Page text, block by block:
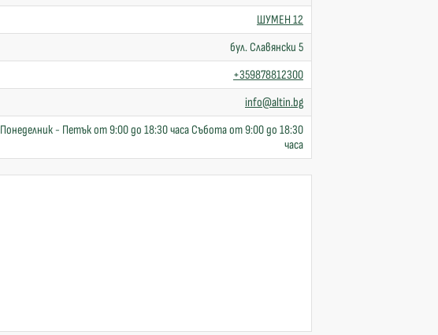
ШУМЕН 12
бул. Славянски 5
+359878812300
info@altin.bg
Понеделник - Петък от 9:00 до 18:30 часа Събота от 9:00 до 18:30
часа